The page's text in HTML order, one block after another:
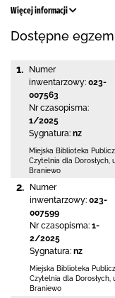
Więcej informacji
Dostępne
1.
Numer
inwentarzowy: 023-
007563
Nr czasopisma:
1/2025
Sygnatura: nz
Miejska Biblioteka
Czytelnia dla Dorosłych,
Braniewo
2.
Numer
inwentarzowy: 023-
007599
Nr czasopisma: 1-
2/2025
Sygnatura: nz
Miejska Biblioteka
Czytelnia dla Dorosłych,
Braniewo